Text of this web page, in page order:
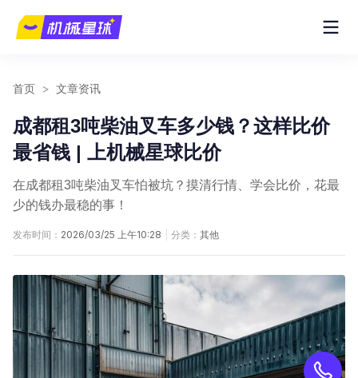
首页 > 文章资讯
成都租3吨柴油叉车多少钱？这样比价
最省钱 | 上机械星球比价
在成都租3吨柴油叉车怕被坑？摸清行情、学会比价，花最
少的钱办最稳的事！
发布时间： 2026/03/25 上午10:28 分类： 其他